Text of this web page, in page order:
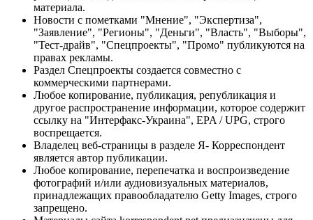
материала.
Новости с пометками "Мнение", "Экспертиза",
"Заявление", "Регионы", "Деньги", "Власть", "Выборы",
"Тест-драйв", "Спецпроекты", "Промо" публикуются на
правах рекламы.
Раздел Спецпроекты создается совместно с
коммерческими партнерами.
Любое копирование, публикация, републикация и
другое распространение информации, которое содержит
ссылку на "Интерфакс-Украина", EPA / UPG, строго
воспрещается.
Владелец веб-страницы в разделе Я- Корреспондент
является автор публикации.
Любое копирование, перепечатка и воспроизведение
фотографий и/или аудиовизуальных материалов,
принадлежащих правообладателю Getty Images, строго
запрещено.